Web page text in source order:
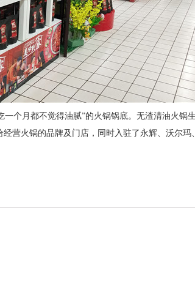
个月都不觉得油腻”的火锅锅底。 无渣清油火锅
经营火锅的品牌及门店，同时入驻了永辉、沃尔